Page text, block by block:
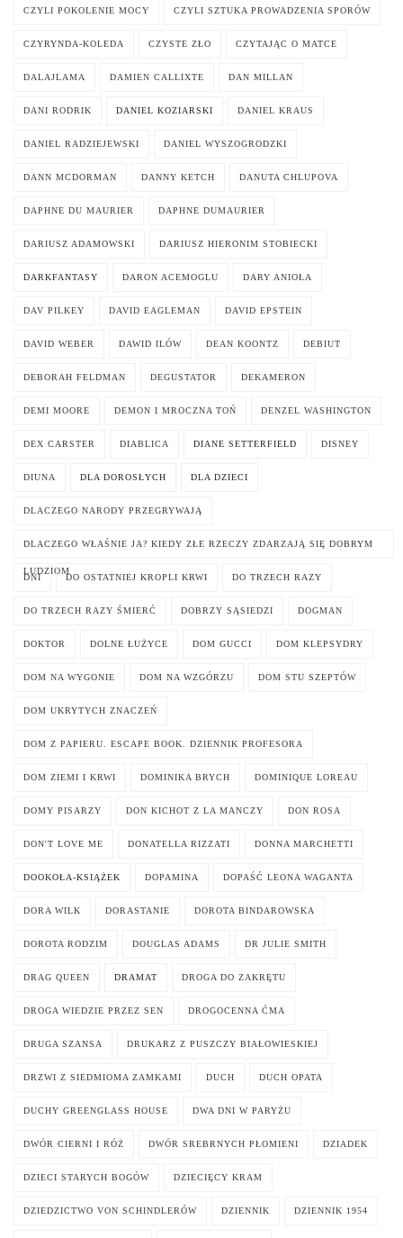
CZYLI POKOLENIE MOCY CZYLI SZTUKA PROWADZENIA SPORÓW
CZYRYNDA-KOLEDA CZYSTE ZŁO CZYTAJĄC O MATCE
DALAJLAMA DAMIEN CALLIXTE DAN MILLAN
DANI RODRIK DANIEL KOZIARSKI DANIEL KRAUS
DANIEL RADZIEJEWSKI DANIEL WYSZOGRODZKI
DANN MCDORMAN DANNY KETCH DANUTA CHLUPOVA
DAPHNE DU MAURIER DAPHNE DUMAURIER
DARIUSZ ADAMOWSKI DARIUSZ HIERONIM STOBIECKI
DARKFANTASY DARON ACEMOGLU DARY ANIOŁA
DAV PILKEY DAVID EAGLEMAN DAVID EPSTEIN
DAVID WEBER DAWID ILÓW DEAN KOONTZ DEBIUT
DEBORAH FELDMAN DEGUSTATOR DEKAMERON
DEMI MOORE DEMON I MROCZNA TOŃ DENZEL WASHINGTON
DEX CARSTER DIABLICA DIANE SETTERFIELD DISNEY
DIUNA DLA DOROSŁYCH DLA DZIECI
DLACZEGO NARODY PRZEGRYWAJĄ
DLACZEGO WŁAŚNIE JA? KIEDY ZŁE RZECZY ZDARZAJĄ SIĘ DOBRYM
LUDZIOM
DNI DO OSTATNIEJ KROPLI KRWI DO TRZECH RAZY
DO TRZECH RAZY ŚMIERĆ DOBRZY SĄSIEDZI DOGMAN
DOKTOR DOLNE ŁUŻYCE DOM GUCCI DOM KLEPSYDRY
DOM NA WYGONIE DOM NA WZGÓRZU DOM STU SZEPTÓW
DOM UKRYTYCH ZNACZEŃ
DOM Z PAPIERU. ESCAPE BOOK. DZIENNIK PROFESORA
DOM ZIEMI I KRWI DOMINIKA BRYCH DOMINIQUE LOREAU
DOMY PISARZY DON KICHOT Z LA MANCZY DON ROSA
DON'T LOVE ME DONATELLA RIZZATI DONNA MARCHETTI
DOOKOŁA-KSIĄŻEK DOPAMINA DOPAŚĆ LEONA WAGANTA
DORA WILK DORASTANIE DOROTA BINDAROWSKA
DOROTA RODZIM DOUGLAS ADAMS DR JULIE SMITH
DRAG QUEEN DRAMAT DROGA DO ZAKRĘTU
DROGA WIEDZIE PRZEZ SEN DROGOCENNA ĆMA
DRUGA SZANSA DRUKARZ Z PUSZCZY BIAŁOWIESKIEJ
DRZWI Z SIEDMIOMA ZAMKAMI DUCH DUCH OPATA
DUCHY GREENGLASS HOUSE DWA DNI W PARYŻU
DWÓR CIERNI I RÓŻ DWÓR SREBRNYCH PŁOMIENI DZIADEK
DZIECI STARYCH BOGÓW DZIECIĘCY KRAM
DZIEDZICTWO VON SCHINDLERÓW DZIENNIK DZIENNIK 1954